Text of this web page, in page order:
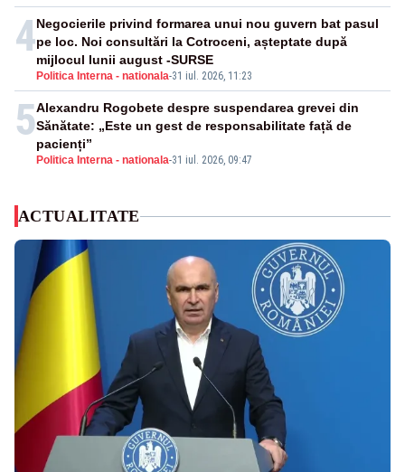
4
Politica Interna - nationala-31 iul. 2026, 11:23
Negocierile privind formarea unui nou guvern bat pasul
pe loc. Noi consultări la Cotroceni, așteptate după
mijlocul lunii august -SURSE
5
Politica Interna - nationala-31 iul. 2026, 09:47
Alexandru Rogobete despre suspendarea grevei din
Sănătate: „Este un gest de responsabilitate față de
pacienți”
ACTUALITATE